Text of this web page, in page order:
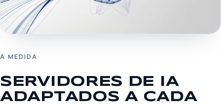
A MEDIDA
SERVIDORES DE IA
ADAPTADOS A CADA